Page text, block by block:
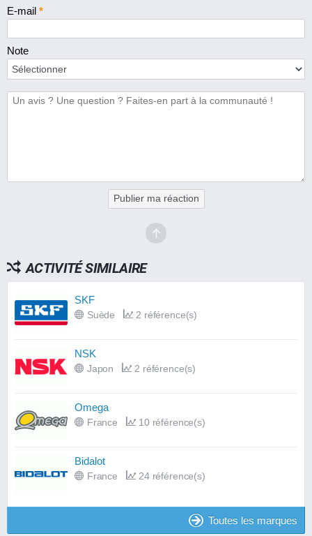
E-mail *
Note
Publier ma réaction
ACTIVITÉ SIMILAIRE
SKF
Suède 2 référence(s)
NSK
Japon 2 référence(s)
Omega
France 10 référence(s)
Bidalot
France 24 référence(s)
Toutes les marques